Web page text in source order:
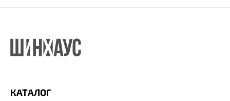
КАТАЛОГ